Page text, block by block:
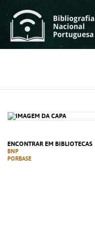
ENCONTRAR EM BIBLIOTECAS
BNP
PORBASE